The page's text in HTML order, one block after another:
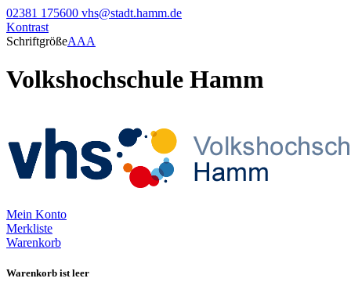
02381 175600 vhs@stadt.hamm.de
Kontrast
SchriftgrößeAAA
Volkshochschule Hamm
Mein Konto
Merkliste
Warenkorb
Warenkorb ist leer